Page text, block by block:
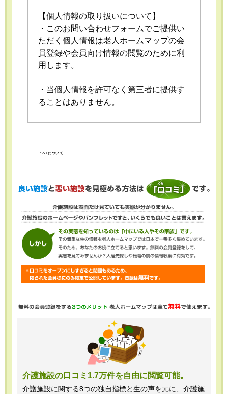
【個人情報の取り扱いについて】
・このお問い合わせフォームでご提供い
ただく個人情報は老人ホームマップの会
員登録や会員向け情報の閲覧のために利
用します。
・当個人情報を許可なく第三者に提供す
ることはありません。
おける個人情報の安全管理が図られるよ
・当個人情報の利用目的の通知、開示、
内容の訂正・追加または削除、利用の停
止・消去および第三者への提供の停止
（「開示等」といいます。）を受け付け
ております。開示等の求めは、以下の
「個人情報苦情及び相談窓口」で受け付
けます。
最適なご回答ができない場合がありま
・当ホームページではご利用状況の統計
調査のためクッキー等を用いております
が、これによる個人情報の取得、利用は
行っておりません。
SSLについて
介護施設の口コミ1.7万件を自由に閲覧可能。
介護施設に関する8つの独自指標と生の声を元に、介護施